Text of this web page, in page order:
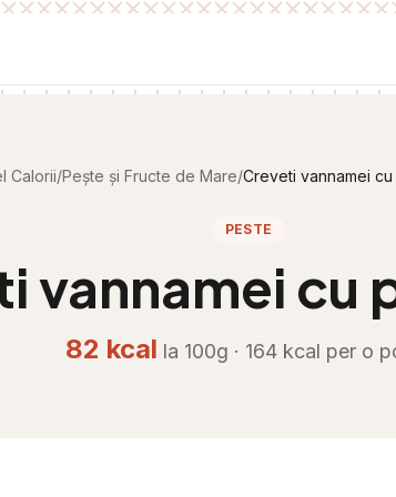
Calorii/Pește și Fructe de Mare/Creveti vannamei
PESTE
vannamei cu
82 kcal la 100g · 164kcal per o